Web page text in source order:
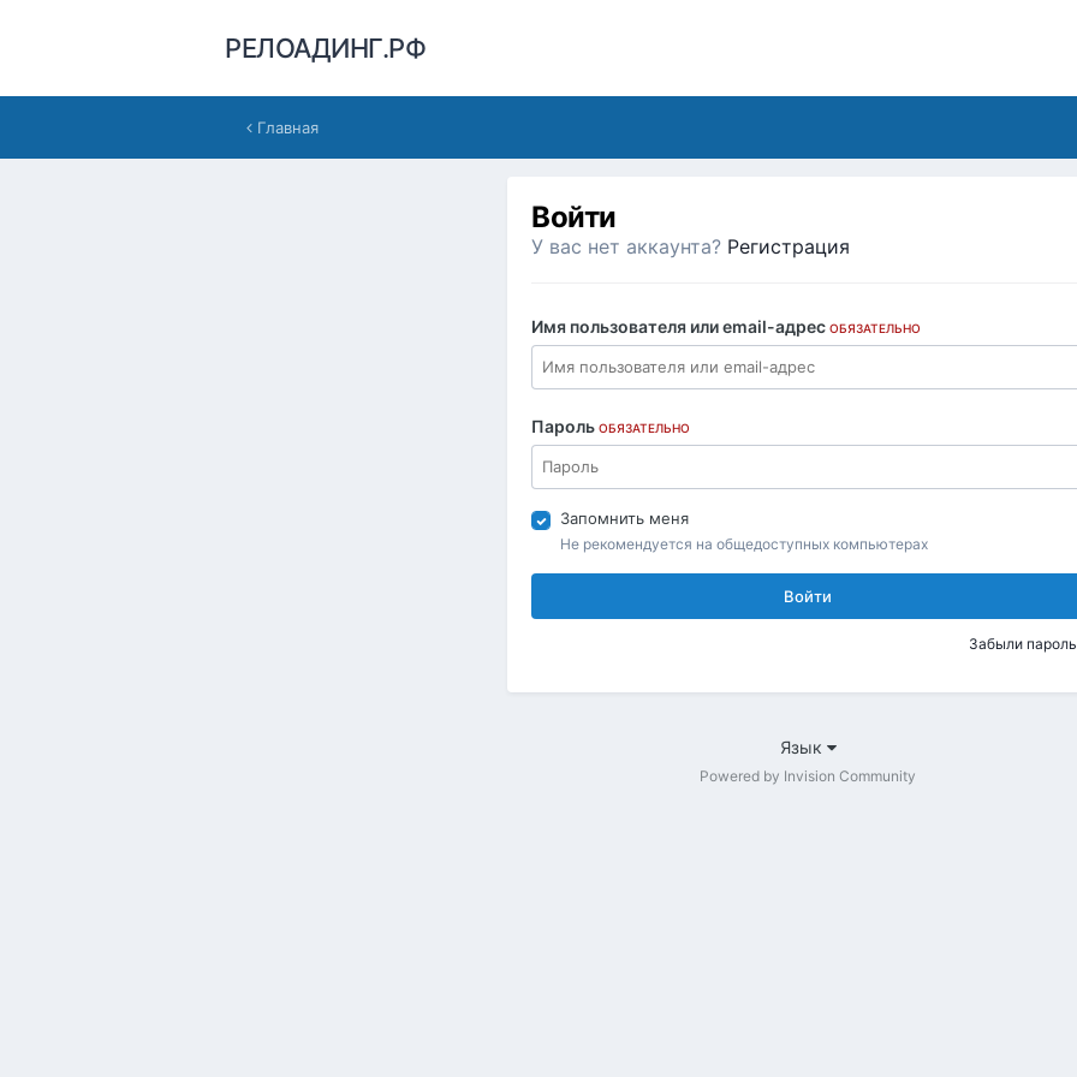
РЕЛОАДИНГ.РФ
Главная
Войти
У вас нет аккаунта? Регистрация
Имя пользователя или email-адрес ОБЯЗАТЕЛЬНО
Пароль ОБЯЗАТЕЛЬНО
Запомнить меня
Не рекомендуется на общедоступных компьютерах
Войти
Забыли
Язык
Powered by Invision Community